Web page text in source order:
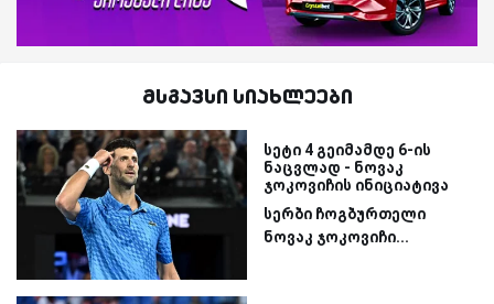
მსგავსი სიახლეები
სეტი 4 გეიმამდე 6-ის
ნაცვლად - ნოვაკ
ჯოკოვიჩის ინიციატივა
სერბი ჩოგბურთელი
ნოვაკ ჯოკოვიჩი...